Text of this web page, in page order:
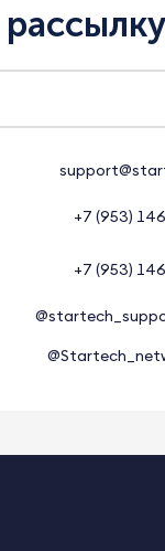
+7 (953)
+7 (953)